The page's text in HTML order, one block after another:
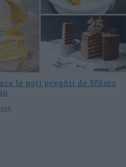
le poți pregăti de Sfânta